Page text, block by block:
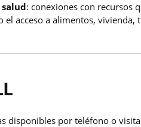
: conexiones con recursos
acceso a alimentos, vivienda,
disponibles por teléfono o